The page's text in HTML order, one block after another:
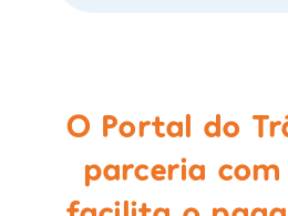
O Portal do
parceria